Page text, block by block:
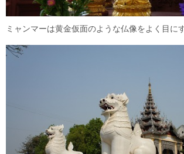
ミャンマーは黄金仮面のような仏像をよく目にす